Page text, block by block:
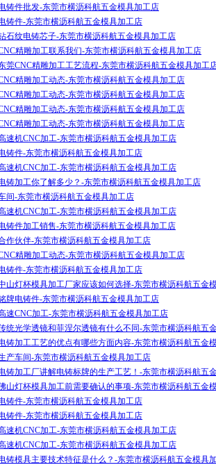
铸件批发-东莞市横沥科航五金模具加工店
铸件-东莞市横沥科航五金模具加工店
石纹电铸芯子-东莞市横沥科航五金模具加工店
精雕加工联系我们-东莞市横沥科航五金模具加工店
莞CNC精雕加工工艺流程-东莞市横沥科航五金模具加工
精雕加工动态-东莞市横沥科航五金模具加工店
精雕加工动态-东莞市横沥科航五金模具加工店
精雕加工动态-东莞市横沥科航五金模具加工店
精雕加工动态-东莞市横沥科航五金模具加工店
速机CNC加工-东莞市横沥科航五金模具加工店
铸件-东莞市横沥科航五金模具加工店
速机CNC加工-东莞市横沥科航五金模具加工店
铸加工你了解多少？-东莞市横沥科航五金模具加工店
间-东莞市横沥科航五金模具加工店
速机CNC加工-东莞市横沥科航五金模具加工店
铸件加工销售-东莞市横沥科航五金模具加工店
作伙伴-东莞市横沥科航五金模具加工店
精雕加工动态-东莞市横沥科航五金模具加工店
铸件-东莞市横沥科航五金模具加工店
山灯杯模具加工厂家应该如何选择-东莞市横沥科航五金
牌电铸件-东莞市横沥科航五金模具加工店
速CNC加工-东莞市横沥科航五金模具加工店
统光学透镜和菲涅尔透镜有什么不同-东莞市横沥科航五
铸加工工艺的优点有哪些方面内容-东莞市横沥科航五金
产车间-东莞市横沥科航五金模具加工店
铸加工厂讲解电铸标牌的生产工艺！-东莞市横沥科航五
山灯杯模具加工前需要确认的事项-东莞市横沥科航五金
铸件-东莞市横沥科航五金模具加工店
铸件-东莞市横沥科航五金模具加工店
速机CNC加工-东莞市横沥科航五金模具加工店
速机CNC加工-东莞市横沥科航五金模具加工店
铸模具主要技术特征是什么？-东莞市横沥科航五金模具